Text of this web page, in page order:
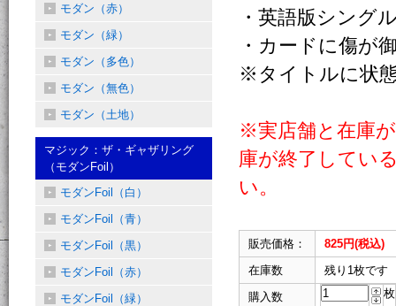
・英語版シング
・カードに傷が
※タイトルに状
※実店舗と在庫
庫が終了してい
い。
販売価格：
825円(税込)
在庫数
残り1枚です
購入数
枚
モダン（赤）
モダン（緑）
モダン（多色）
モダン（無色）
モダン（土地）
マジック：ザ・ギャザリング
（モダンFoil）
モダンFoil（白）
モダンFoil（青）
モダンFoil（黒）
モダンFoil（赤）
モダンFoil（緑）